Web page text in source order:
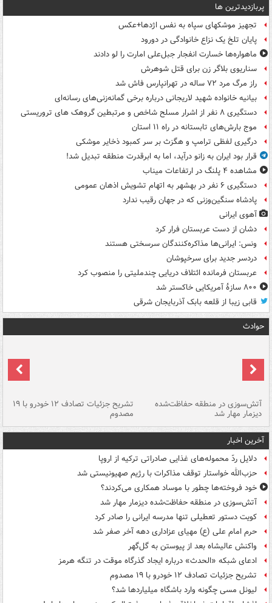
پربازدیدترین ها
تجهیز موشکهای سپاه به نفس اژدها+عکس
پایان تلخ یک نزاع خانوادگی در دورود
ماهواره‌ها خسارت انفجار جبل‌علی امارت را لو دادند
سناریوی بلاگر زن برای قتل شوهرش
راز مرگ مرد ۷۲ ساله در تهرانپارس فاش شد
بیانیه خانواده شهید لاریجانی درباره برخی گمانه‌زنی‌های رسانه‌ای
دستگیری ۸ نفر از اشرار مسلح شاخص و مرتبطین گروهک های تروریستی
موج بارش‌های تابستانه در راه ۱۱ استان
درگیری لفظی ترامپ و هگزث بر سر کمبود ذخایر موشکی
قرار بود ایران به زانو درآید، اما به ابرقدرت منطقه تبدیل شد!
مشاهده ۴ پلنگ در ارتفاعات میناب
دستگیری ۶ نفر در بهشهر به اتهام تشویش اذهان عمومی
پادشاه سنگین‌وزنی که در جهان رقیب ندارد
آهوی ایرانی
دشان از دست عربستان فرار کرد
ونس: ایرانی‌ها مذاکره‌کنندگان سرسختی هستند
دردسر جدید برای سرخپوشان
عربستان فرمانده ائتلاف دریایی چندملیتی را منصوب کرد
۸۰۰ سازۀ آمریکایی خاکستر شد
قابی زیبا از قلعه بابک آذربایجان شرقی
حوادث
آتش‌سوزی در منطقه حفاظت‌شده
دیزمار مهار شد
تشریح جزئیات تصادف ۱۲ خودرو با ۱۹
مصدوم
آخرین اخبار
دلایل ردّ محموله‌های غذایی صادراتی ترکیه از اروپا
حزب‌الله خواستار توقف مذاکرات با رژیم صهیونیستی شد
خود فروخته‌ها چطور با موساد همکاری می‌کردند؟
آتش‌سوزی در منطقه حفاظت‌شده دیزمار مهار شد
کویت دستور تعطیلی تنها مدرسه ایرانی را صادر کرد
حرم امام علی (ع) مهیای عزاداری دهه آخر صفر شد
واکنش عالیشاه بعد از پیوستن به گل‌گهر
ادعای شبکه «الحدث» درباره ایجاد گذرگاه موقت در تنگه هرمز
تشریح جزئیات تصادف ۱۲ خودرو با ۱۹ مصدوم
لیونل مسی چگونه وارد باشگاه میلیاردها شد؟